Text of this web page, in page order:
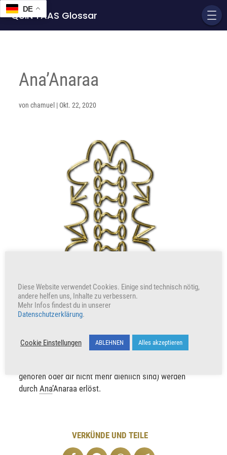
QUIN'TAAS Glossar
Ana’Anaraa
vonchamuel | Okt. 22, 2020
Ana’Anaraa – Erlösung der Seele
Welt freigegeben.Ana
’Anaraa ist die Erlösungsenergie
der Seele. Alle an der Seelenoberfläche anhaftenden
gehören oder dir nicht mehr dienlich sind) werden
durchAna’Anaraa erlöst.
VERKÜNDE UND TEILE
Diese Website verwendet Cookies. Einige sind technisch nötig,
andere helfen uns, Inhalte zu verbessern.
Mehr Infos findest du in unserer
Datenschutzerklärung.
Cookie Einstellungen ABLEHNEN Alles akzeptieren
DE